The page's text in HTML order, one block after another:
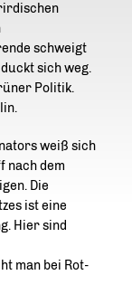
schweigt
sich weg.
Politik.
weiß sich
nach dem
Die
ist eine
Hier sind
man bei Rot-